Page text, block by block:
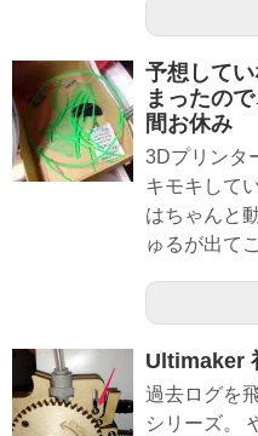
予想して
まったの
間お休み
3Dプリンタ
キモキして
はちゃんと
ゅるが出て
Ultimaker
過去ログを
シリーズ。